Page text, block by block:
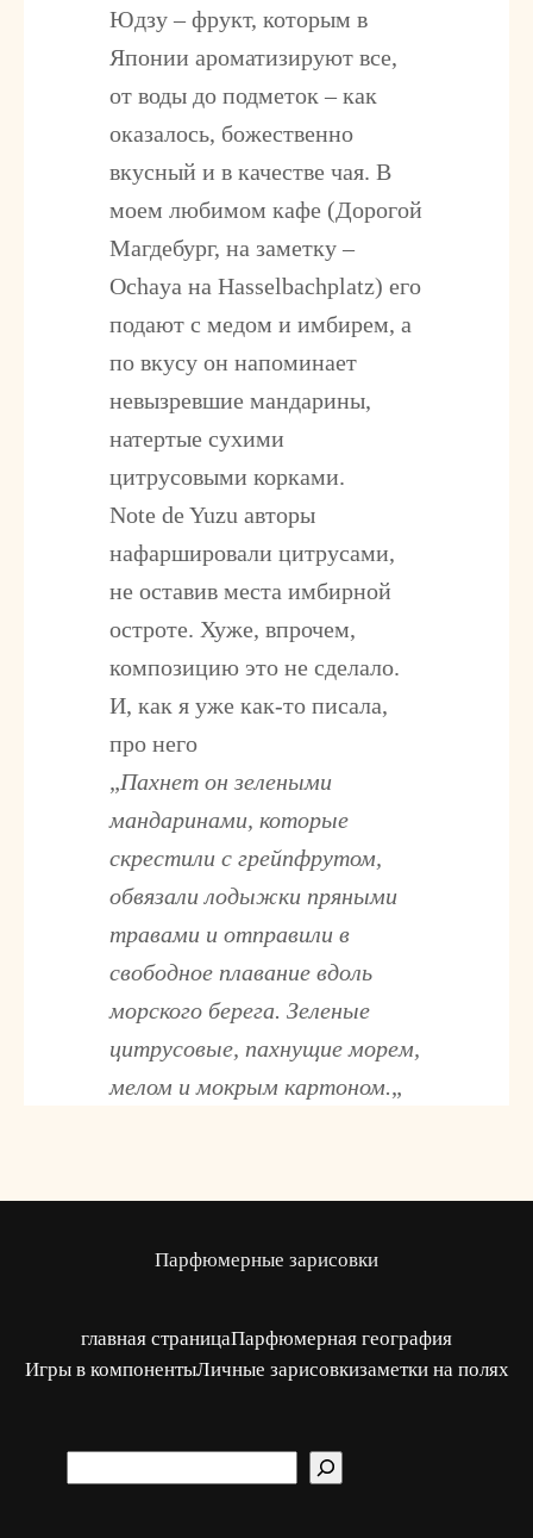
Юдзу – фрукт, которым в
Японии ароматизируют все,
от воды до подметок – как
оказалось, божественно
вкусный и в качестве чая. В
моем любимом кафе (Дорогой
Магдебург, на заметку –
Ochaya на Hasselbachplatz) его
подают с медом и имбирем, а
по вкусу он напоминает
невызревшие мандарины,
натертые сухими
цитрусовыми корками.
Note de Yuzu авторы
нафаршировали цитрусами,
не оставив места имбирной
остроте. Хуже, впрочем,
композицию это не сделало.
И, как я уже как-то писала,
про него
„Пахнет он зелеными
мандаринами, которые
скрестили с грейпфрутом,
обвязали лодыжки пряными
травами и отправили в
свободное плавание вдоль
морского берега. Зеленые
цитрусовые, пахнущие морем,
мелом и мокрым картоном.„
Парфюмерные зарисовки
главная страницаПарфюмерная география
Игры в компонентыЛичные зарисовкизаметки на полях